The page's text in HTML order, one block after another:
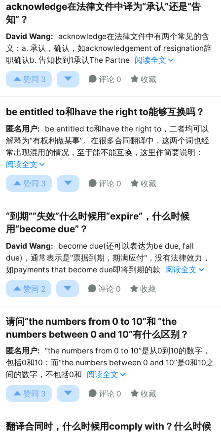
acknowledge在法律文件中译为“承认”还是“告
知”？
David Wang: acknowledge在法律文件中有两个常见的含
义：a. 承认，确认，如acknowledgement of resignation辞
职确认b. 告知收到1承认The Partne 阅读全文 
 赞同 3   评论 0  收藏
be entitled to和have the right to能够互换吗？
匿名用户:
be entitled to和have the right to，二者均可以
解释为“有权利做某事”。在很多合同翻译中，这两个词也经
常出现混用的情况，至于能不能互换，这里作简要说明：
阅读全文 
 赞同 3   评论 0  收藏
“到期”“失效”什么时候用“expire”，什么时候
用“become due”？
David Wang:
become due(还可以表达为be due, fall
due)，通常表示是"票据到期，期满应付"，没有法律效力，
如payments that become due即将到期的款
阅读全文 
 赞同 2   评论 0  收藏
请问“the numbers from 0 to 10”和 “the
numbers between 0 and 10”有什么区别？
匿名用户: “the numbers from 0 to 10”是从0到10的数字，
包括0和10；而“the numbers between 0 and 10”是0和10之
间的数字，不包括0和
阅读全文 
 赞同 3   评论 0  收藏
翻译合同时，什么时候用comply with？什么时候